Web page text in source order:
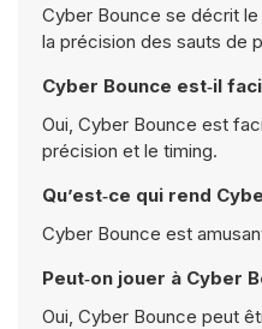
Cyber Bounce se décrit
la précision des sauts de
Cyber Bounce est‑il
Oui, Cyber Bounce est
précision et le timing.
Qu’est‑ce qui rend
Cyber Bounce est
Peut‑on jouer à Cyber
Oui, Cyber Bounce peut